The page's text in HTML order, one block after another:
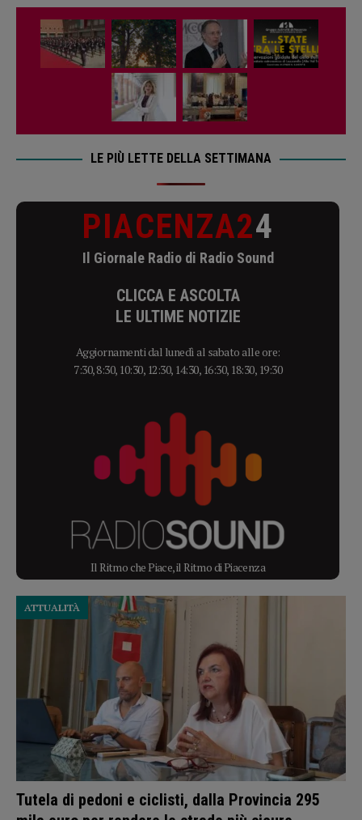
LE PIÙ LETTE DELLA SETTIMANA
PIACENZA24
Il Giornale Radio di Radio Sound
CLICCA E ASCOLTA
LE ULTIME NOTIZIE
Aggiornamenti dal lunedì al sabato alle ore:
7:30, 8:30, 10:30, 12:30, 14:30, 16:30, 18:30, 19:30
Il Ritmo che Piace, il Ritmo di Piacenza
Tutela di pedoni e ciclisti, dalla Provincia 295
ATTUALITÀ